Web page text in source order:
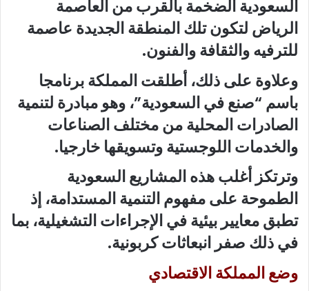
السعودية الضخمة بالقرب من العاصمة
الرياض لتكون تلك المنطقة الجديدة عاصمة
للترفيه والثقافة والفنون.
وعلاوة على ذلك، أطلقت المملكة برنامجا
باسم “صنع في السعودية”، وهو مبادرة لتنمية
الصادرات المحلية من مختلف الصناعات
والخدمات اللوجستية وتسويقها خارجيا.
وترتكز أغلب هذه المشاريع السعودية
الطموحة على مفهوم التنمية المستدامة، إذ
تطبق معايير بيئية في الإجراءات التشغيلية، بما
في ذلك صفر انبعاثات كربونية.
وضع المملكة الاقتصادي